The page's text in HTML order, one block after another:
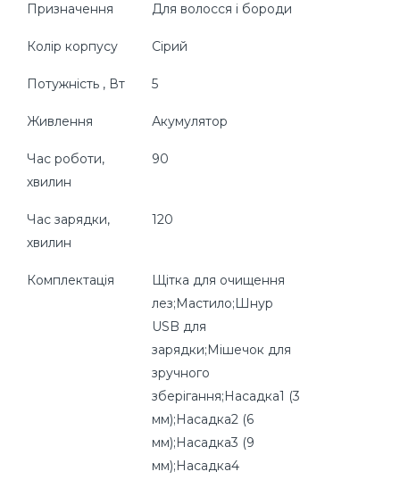
Призначення Для волосся і бороди
Колір корпусу Сірий
Потужність , Вт 5
Живлення Акумулятор
Час роботи,
хвилин
90
Час зарядки,
хвилин
120
Комплектація
Щітка для очищення
лез;Мастило;Шнур
USB для
зарядки;Мішечок для
зручного
зберігання;Насадка1 (3
мм);Насадка2 (6
мм);Насадка3 (9
мм);Насадка4